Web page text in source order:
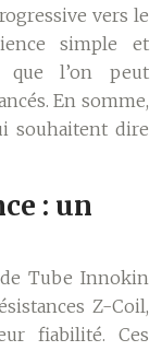
vers le
simple et
que l’on peut
En somme,
souhaitent dire
: un
Tube Innokin
Z-Coil,
fiabilité. Ces